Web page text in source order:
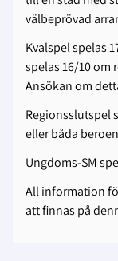
välbeprövad
Kvalspel spelas
spelas 16/10 om
Ansökan om
Regionsslutspel
eller båda
Ungdoms-SM
All information
att finnas på